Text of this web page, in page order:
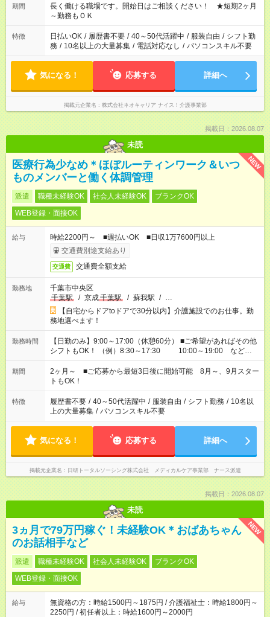
週最低15時間以上の勤務が必要です
期間
長く働ける職場です。開始日はご相談ください！ ★短期2ヶ月
～勤務もＯＫ
特徴 日払いOK / 履歴書不要 / 40～50代活躍中 / 服装自由 / シフト勤
務 / 10名以上の大量募集 / 電話対応なし / パソコンスキル不要
気になる！ 応募する 詳細へ
掲載元企業名 株式会社ネオキャリア ナイス！介護事業部
掲載日：2026.08.07
未読
NEW
医療行為少なめ＊ほぼルーティンワーク＆いつ
ものメンバーと働く体調管理
派遣 職種未経験OK 社会人未経験OK
ブランクOK
WEB登録・面接OK
給与
時給2200円～ ■週払いOK ■日収1万7600円以上
交通費別途支給あり
交通費 交通費全額支給
勤務地
千葉市中央区
千葉駅
/ 京成千葉駅 / 蘇我駅 / …
【自宅からドアtoドアで30分以内】介護施設でのお仕事。勤
務地選べます！
勤務時間
【日勤のみ】9:00～17:00（休憩60分） ■ご希望があればその他
シフトもOK！ （例）8:30～17:30 10:00～19:00 など
「家族とお休みを合わせたい」 「できれば残業はしたくない」
など、あなたのご希望に沿ったお仕事をご紹介します！ ※Wワ
ーク希望の方へ 今ご覧のお仕事で希望する勤務時間と、もう1つ
のお仕事の勤務時間。 合計で週40時間を超える場合は応募でき
ません
期間
2ヶ月～ ■ご応募から最短3日後に開始可能 8月～、9月スター
トもOK！
特徴 履歴書不要 / 40～50代活躍中 / 服装自由 / シフト勤務 / 10名以
上の大量募集 / パソコンスキル不要
気になる！ 応募する 詳細へ
掲載元企業名 日研トータルソーシング株式会社 メディカルケア事業部 ナース派遣
掲載日：2026.08.07
未読
NEW
3ヵ月で79万円稼ぐ！未経験OK＊おばあちゃん
のお話相手など
派遣 職種未経験OK 社会人未経験OK
ブランクOK
WEB登録・面接OK
給与
無資格の方：時給1500円～1875円 / 介護福祉士：時給1800円～
2250円 / 初任者以上：時給1600円～2000円